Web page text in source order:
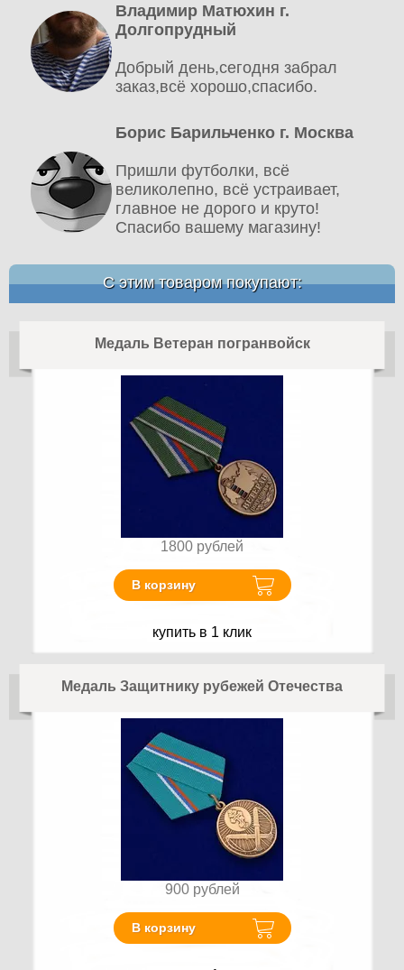
Владимир Матюхин г.
Долгопрудный
Добрый день,сегодня забрал
заказ,всё хорошо,спасибо.
Борис Барильченко г. Москва
Пришли футболки, всё
великолепно, всё устраивает,
главное не дорого и круто!
Спасибо вашему магазину!
С этим товаром покупают:
Медаль Ветеран погранвойск
1800 рублей
В корзину
купить в 1 клик
Медаль Защитнику рубежей Отечества
900 рублей
В корзину